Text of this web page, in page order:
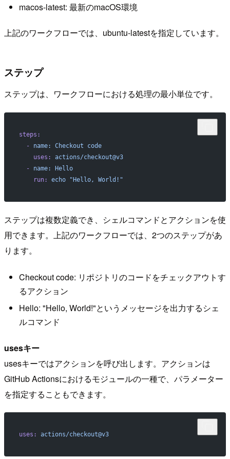
macos-latest: 最新のmacOS環境
上記のワークフローでは、ubuntu-latestを指定しています。
ステップ
ステップは、ワークフローにおける処理の最小単位です。
steps:
  -
name: Checkout code
    uses:
actions/checkout@v3
  -
name:
Hello
    run:
echo "Hello, World!"
ステップは複数定義でき、シェルコマンドとアクションを使
用できます。上記のワークフローでは、2つのステップがあ
ります。
Checkout code: リポジトリのコードをチェックアウトす
るアクション
Hello: "Hello, World!"というメッセージを出力するシェ
ルコマンド
usesキー
usesキーではアクションを呼び出します。アクションは
GitHub Actionsにおけるモジュールの一種で、パラメーター
を指定することもできます。
uses: actions/checkout@v3